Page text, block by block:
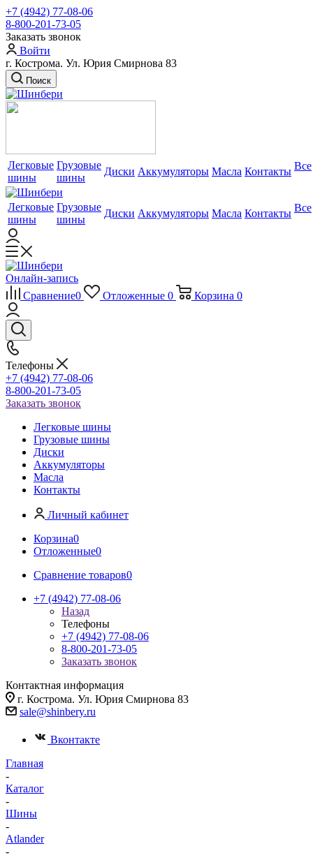
+7 (4942) 77-08-06
8-800-201-73-05
Заказать звонок
Войти
г. Кострома. Ул. Юрия Смирнова 83
Поиск
Легковые
шины
Грузовые
шины
Диски Аккумуляторы Масла Контакты Все
Легковые
шины
Грузовые
шины
Диски Аккумуляторы Масла Контакты Все
Онлайн-запись
Сравнение0 Отложенные 0 Корзина 0
Телефоны
+7 (4942) 77-08-06
8-800-201-73-05
Заказать звонок
Легковые шины
Грузовые шины
Диски
Аккумуляторы
Масла
Контакты
Личный кабинет
Корзина0
Отложенные0
Сравнение товаров0
+7 (4942) 77-08-06
Назад
Телефоны
+7 (4942) 77-08-06
8-800-201-73-05
Заказать звонок
Контактная информация
г. Кострома. Ул. Юрия Смирнова 83
sale@shinbery.ru
Вконтакте
Главная
-
Каталог
-
Шины
-
Atlander
-